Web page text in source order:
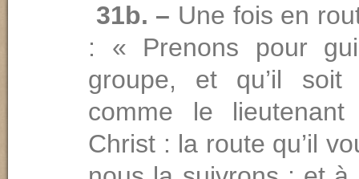
31b. – Une fois en
: « Prenons pour
groupe, et qu’il soit
comme le
Christ : la route qu’il